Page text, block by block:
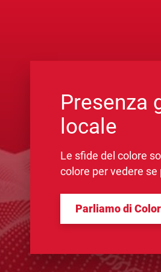
Presenza
locale
Le sfide del colore
colore per vedere
Parliamo di